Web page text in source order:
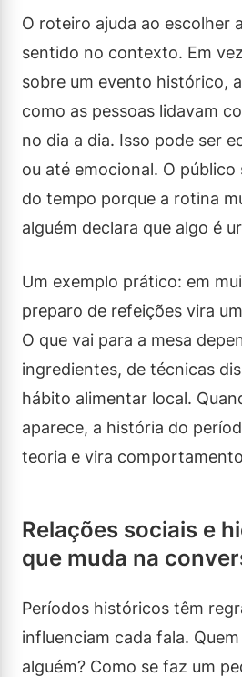
O roteiro ajuda ao escolher
sentido no contexto. Em
sobre um evento histórico,
como as pessoas lidavam
no dia a dia. Isso pode ser
ou até emocional. O público
do tempo porque a rotina
alguém declara que algo é
Um exemplo prático: em
preparo de refeições vira
O que vai para a mesa
ingredientes, de técnicas
hábito alimentar local.
aparece, a história do
teoria e vira
Relações sociais e
que muda na
Períodos históricos têm
influenciam cada fala.
alguém? Como se faz um